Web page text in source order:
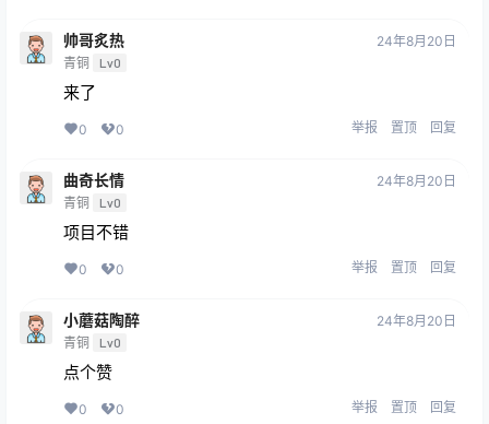
帅哥炙热
青铜 Lv0
24年8月20日
来了
0 0 举报 置顶 回复
曲奇长情
青铜 Lv0
24年8月20日
项目不错
0 0 举报 置顶 回复
小蘑菇陶醉
青铜 Lv0
24年8月20日
点个赞
0 0 举报 置顶 回复